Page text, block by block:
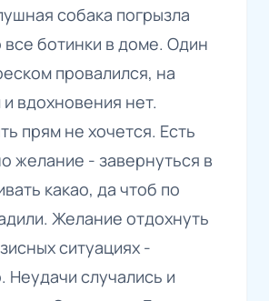
собака погрызла
ботинки в доме. Один
провалился, на
вдохновения нет.
прям не хочется. Есть
желание - завернуться в
какао, да чтоб по
Желание отдохнуть
ситуациях -
Неудачи случались и